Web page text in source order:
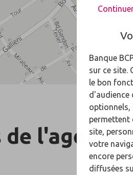
de l'agence
Banque
sur ce site.
le bon
d'audience
optionnels,
permettent
site,
votre
encore
diffusées